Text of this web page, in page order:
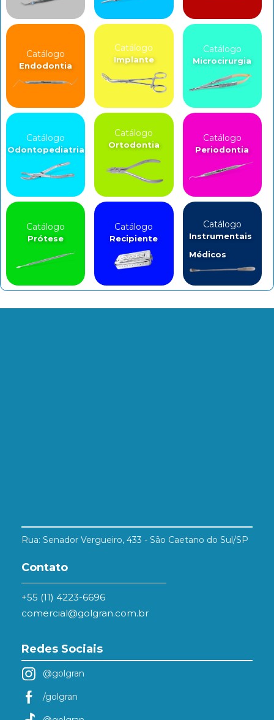
Catálogo
Endodontia
Catálogo
Implante
Catálogo
Microcirurgia
Catálogo
Odontopediatria
Catálogo
Ortodontia
Catálogo
Periodontia
Catálogo
Prótese
Catálogo
Recipiente
Catálogo
Instrumentais
Médicos
Rua: Senador Vergueiro, 433 - São Caetano do Sul/SP
Contato
+55 (11) 4223-6696
comercial@golgran.com.br
Redes Sociais
@golgran
/golgran